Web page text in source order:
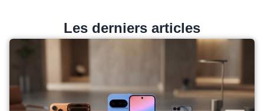
Les derniers articles